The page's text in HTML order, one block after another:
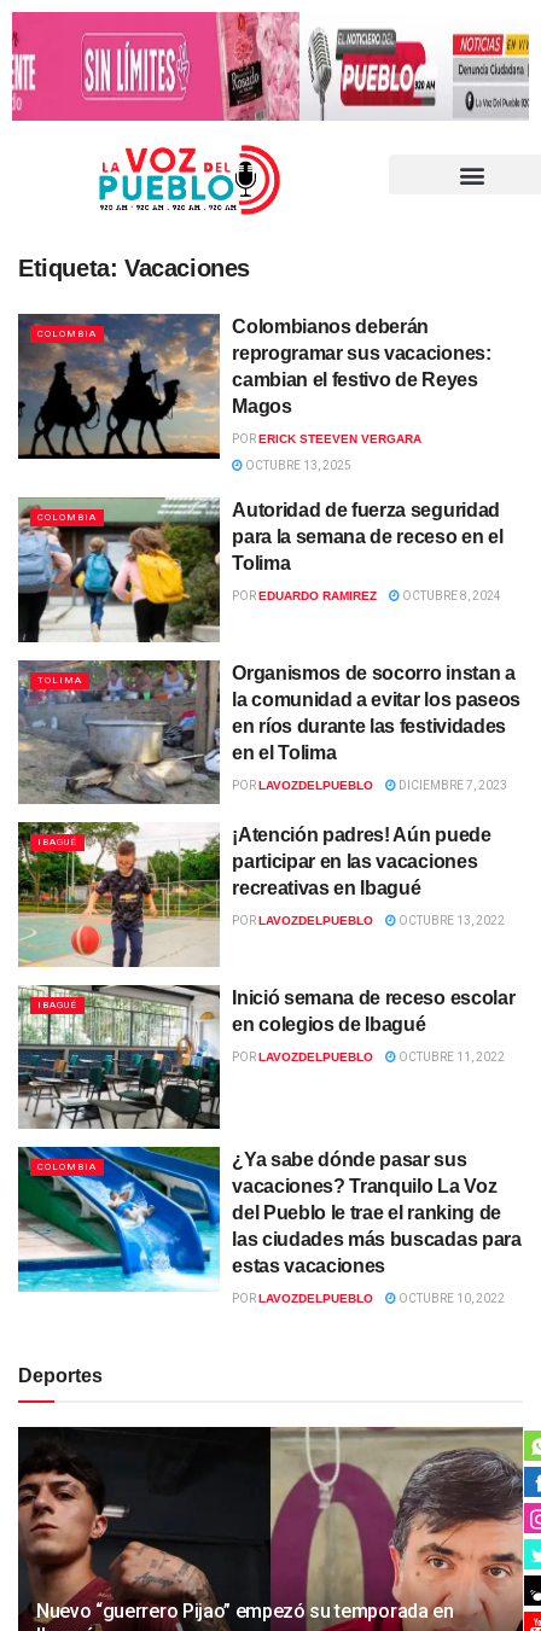
Etiqueta: Vacaciones
COLOMBIA
Colombianos deberán
reprogramar sus vacaciones:
cambian el festivo de Reyes
Magos
PORERICK STEEVEN VERGARA
OCTUBRE 13, 2025
COLOMBIA
Autoridad de fuerza seguridad
para la semana de receso en el
Tolima
POREDUARDO RAMIREZ OCTUBRE 8, 2024
TOLIMA
Organismos de socorro instan a
la comunidad a evitar los paseos
en ríos durante las festividades
en el Tolima
PORLAVOZDELPUEBLO DICIEMBRE 7, 2023
IBAGUÉ
¡Atención padres! Aún puede
participar en las vacaciones
recreativas en Ibagué
PORLAVOZDELPUEBLO OCTUBRE 13, 2022
IBAGUÉ
Inició semana de receso escolar
en colegios de Ibagué
PORLAVOZDELPUEBLO OCTUBRE 11, 2022
COLOMBIA
¿Ya sabe dónde pasar sus
vacaciones? Tranquilo La Voz
del Pueblo le trae el ranking de
las ciudades más buscadas para
estas vacaciones
POR LAVOZDELPUEBLO OCTUBRE 10, 2022
Deportes
Nuevo “guerrero Pijao” empezó su temporada en